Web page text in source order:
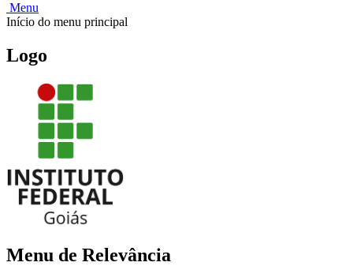
Menu
Início do menu principal
Logo
Menu de Relevância